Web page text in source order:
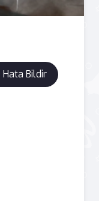
Hata Bildir